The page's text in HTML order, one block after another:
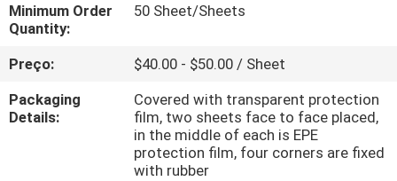
NÓS
EXCURSÃO
DA
Minimum Order
Quantity:
50 Sheet/Sheets
Preço:
$40.00 - $50.00 / Sheet
Packaging
Details:
Covered with transparent protection
film, two sheets face to face placed,
in the middle of each is EPE
protection film, four corners are fixed
with rubber